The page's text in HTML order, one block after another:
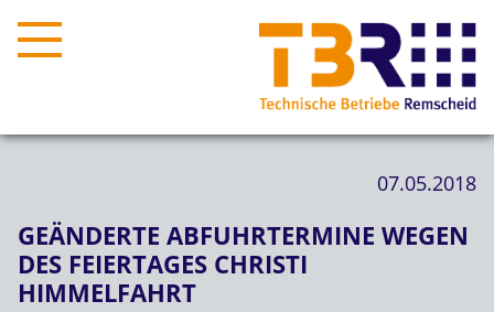
07.05.2018
GEÄNDERTE ABFUHRTERMINE WEGEN
DES FEIERTAGES CHRISTI
HIMMELFAHRT